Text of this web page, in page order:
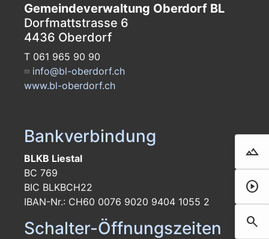
landscape
Film
play_circle
search
Gemeindeverwaltung Oberdorf BL
Dorfmattstrasse 6
4436 Oberdorf
T 061 965 90 90
info@bl-oberdorf.ch
www.bl-oberdorf.ch
Bankverbindung
BLKB Liestal
BC 769
BIC BLKBCH22
IBAN-Nr.: CH60 0076 9020 9404 1055 2
Schalter-Öffnungszeiten